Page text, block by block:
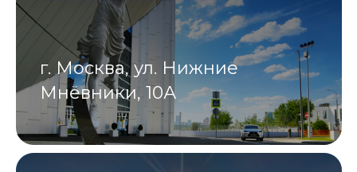
г. Москва, ул. Нижние
Мнёвники, 10А